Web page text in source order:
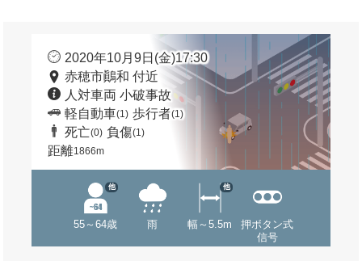
2020年10月9日(金)17:30
赤穂市鷆和 付近
人対車両 小破事故
軽自動車(1) 歩行者(1)
死亡(0) 負傷(1)
距離1866m
55～64歳
他
雨 幅～5.5m
他
押ボタン式
信号